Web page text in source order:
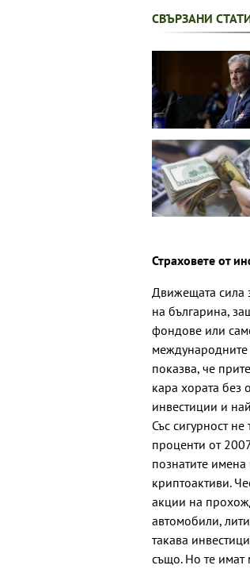
СВЪРЗАНИ
Страховете от
Движещата сила
на българина,
фондове или
показва, че
кара хората без
инвестиции и
Със сигурност
проценти от
познатите
криптоактиви.
акции на
автомобили,
такава
също. Но те имат